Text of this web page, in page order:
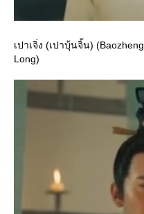
เปาเจิ่ง (เปาบุ้นจิ้น)
Long)